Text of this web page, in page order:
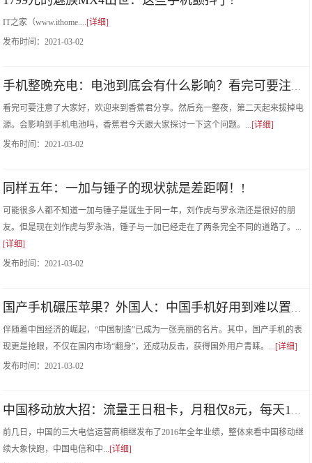
IT之家（www.ithome....[详细]
发布时间：2021-03-02
看完可要注意了大家好，欢迎来到香蕉君分享。然后充一整夜，第二天起来拔掉电
源。会影响到手机电池吗，香蕉君今天跟大家探讨一下这个问题。...[详细]
发布时间：2021-03-02
同样五年：一加与锤子的现状就是差距啊！!
可能很多人都不知道一加与锤子是诞生于同一年，刘作虎与罗永浩还是很好的朋
友。但是现在刘作虎与罗永浩，锤子与一加已经走在了两条完全不同的道路了。...
[详细]
发布时间：2021-03-02
伴随着中国经济的崛起，“中国制造”已成为一张亮丽的名片。其中，国产手机的表
现更是抢眼，不仅在国内市场“翻身”，还成功反击，获得国外用户青睐。...[详细]
发布时间：2021-03-02
前几日，中国的三大电信运营商相继发布了2016年全年业绩，整体来看中国移动继
续大象快跑，中国电信和中...[详细]